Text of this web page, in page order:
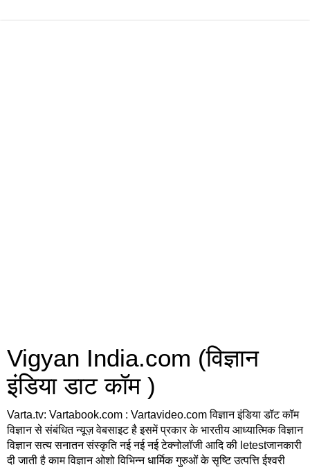
Vigyan India.com (विज्ञान
इंडिया डाट कॉम )
Varta.tv: Vartabook.com : Vartavideo.com विज्ञान इंडिया डॉट कॉम
विज्ञान से संबंधित न्यूज़ वेबसाइट है इसमें प्रकार के भारतीय आध्यात्मिक विज्ञान
विज्ञान सत्य सनातन संस्कृति नई नई नई टेक्नोलॉजी आदि की letestजानकारी
दी जाती है काम विज्ञान ओशो विभिन्न धार्मिक गुरुओं के सृष्टि उत्पत्ति ईश्वरी